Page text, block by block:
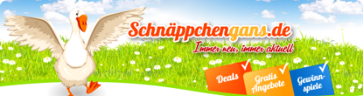
Täglich die besten Gewinnspiele
und Angebote